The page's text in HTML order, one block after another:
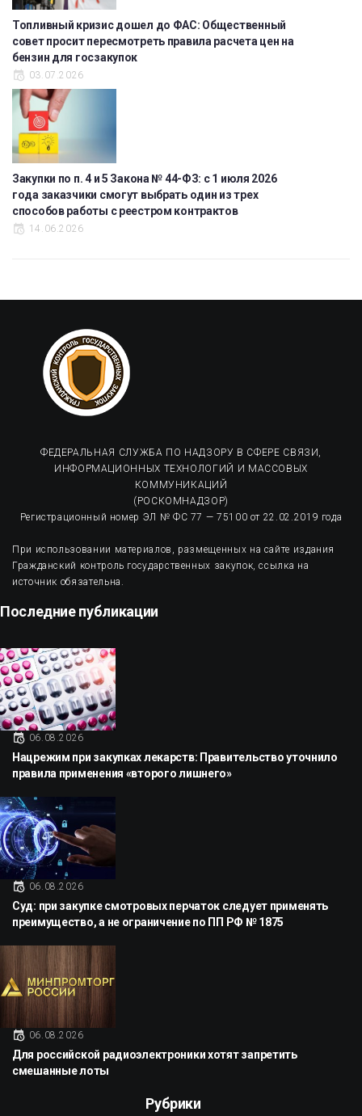
Топливный кризис дошел до ФАС: Общественный
совет просит пересмотреть правила расчета цен на
бензин для госзакупок
03.07.2026
Закупки по п. 4 и 5 Закона № 44-ФЗ: с 1 июля 2026
года заказчики смогут выбрать один из трех
способов работы с реестром контрактов
14.06.2026
ФЕДЕРАЛЬНАЯ СЛУЖБА ПО НАДЗОРУ В СФЕРЕ СВЯЗИ,
ИНФОРМАЦИОННЫХ ТЕХНОЛОГИЙ И МАССОВЫХ
КОММУНИКАЦИЙ
(РОСКОМНАДЗОР)
Регистрационный номер ЭЛ № ФС 77 — 75100 от 22.02.2019 года
При использовании материалов, размещенных на сайте издания
Гражданский контроль государственных закупок, ссылка на
источник обязательна.
Последние публикации
06.08.2026
Нацрежим при закупках лекарств: Правительство уточнило
правила применения «второго лишнего»
06.08.2026
Суд: при закупке смотровых перчаток следует применять
преимущество, а не ограничение по ПП РФ № 1875
06.08.2026
Для российской радиоэлектроники хотят запретить
смешанные лоты
Рубрики